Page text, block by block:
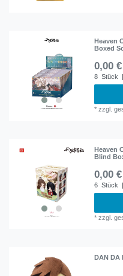
Heaven
Boxed
0,00
8 Stück
*zzgl.
Heaven
Blind
0,00
6 Stück
*zzgl.
DAN DA